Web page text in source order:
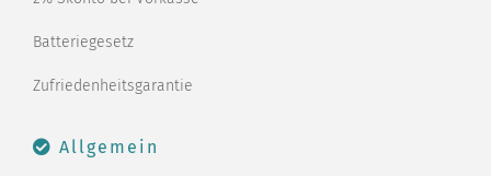
Batteriegesetz
Zufriedenheitsgarantie
Allgemein